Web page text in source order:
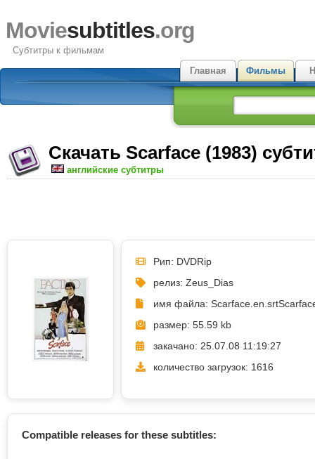
Moviesubtitles.org
Субтитры к фильмам
Главная
Фильмы
Скачать Scarface (1983)
английские субтитры
Рип: DVDRip
релиз: Zeus_Dias
имя файла: Scarface.en.srt
размер: 55.59 kb
закачано: 25.07.08 11:19:27
количество загрузок: 1616
Compatible releases for these subtitles: